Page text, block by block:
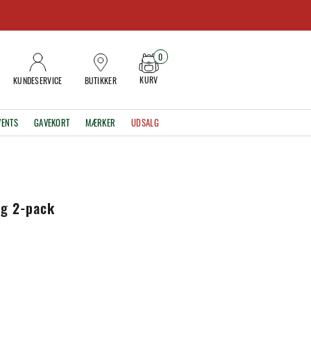
KUNDESERVICE BUTIKKER KURV
0
GAVEKORT MÆRKER UDSALG
2-pack